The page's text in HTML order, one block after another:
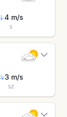
4 m/s
S
3 m/s
SZ